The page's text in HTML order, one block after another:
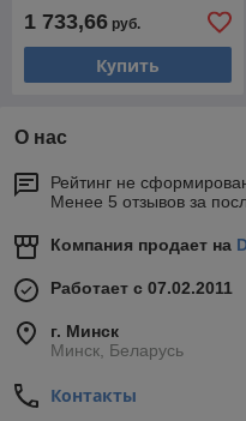
THX9321R5030
1 733,66 руб.
Купить
О нас
Рейтинг не
Менее 5 отзывов за
Компания продает на
Работает с 07.02.2011
г. Минск
Минск, Беларусь
Контакты